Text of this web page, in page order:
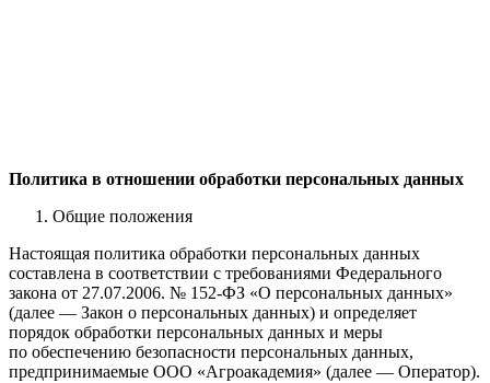
Политика в отношении обработки персональных данных
Общие положения
Настоящая политика обработки персональных данных
составлена в соответствии с требованиями Федерального
закона от 27.07.2006. № 152-ФЗ «О персональных данных»
(далее — Закон о персональных данных) и определяет
порядок обработки персональных данных и меры
по обеспечению безопасности персональных данных,
предпринимаемые ООО «Агроакадемия» (далее — Оператор).